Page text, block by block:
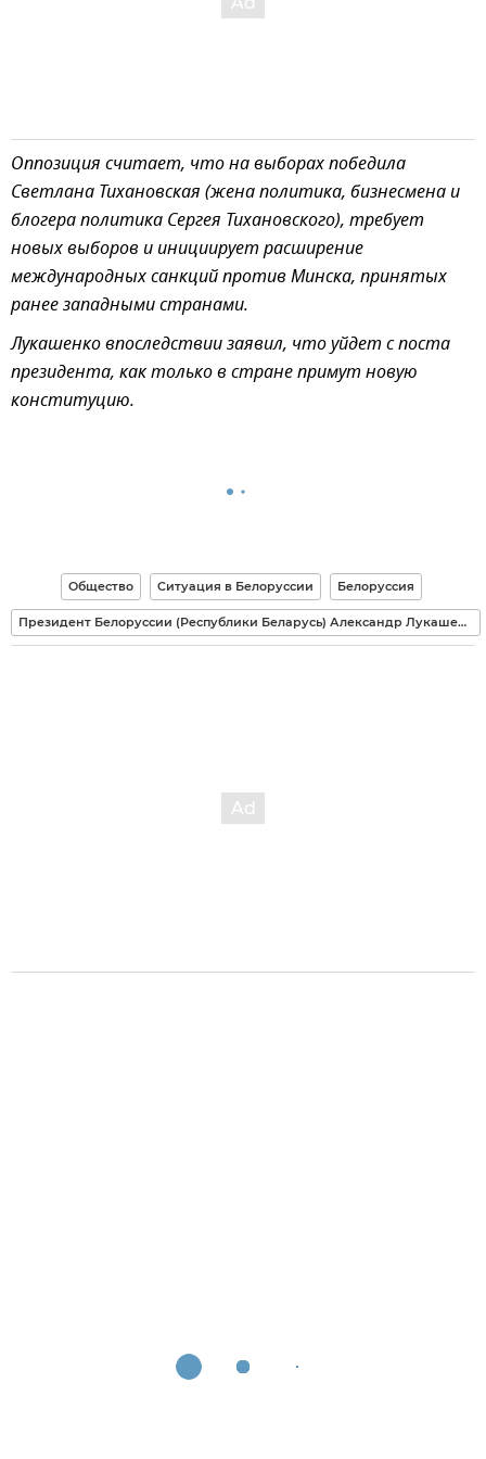
Оппозиция считает, что на выборах победила
Светлана Тихановская (жена политика, бизнесмена и
блогера политика Сергея Тихановского), требует
новых выборов и инициирует расширение
международных санкций против Минска, принятых
ранее западными странами.
Лукашенко впоследствии заявил, что уйдет с поста
президента, как только в стране примут новую
конституцию.
Общество Ситуация в Белоруссии Белоруссия
Президент Белоруссии (Республики Беларусь) Александр Лукашенко